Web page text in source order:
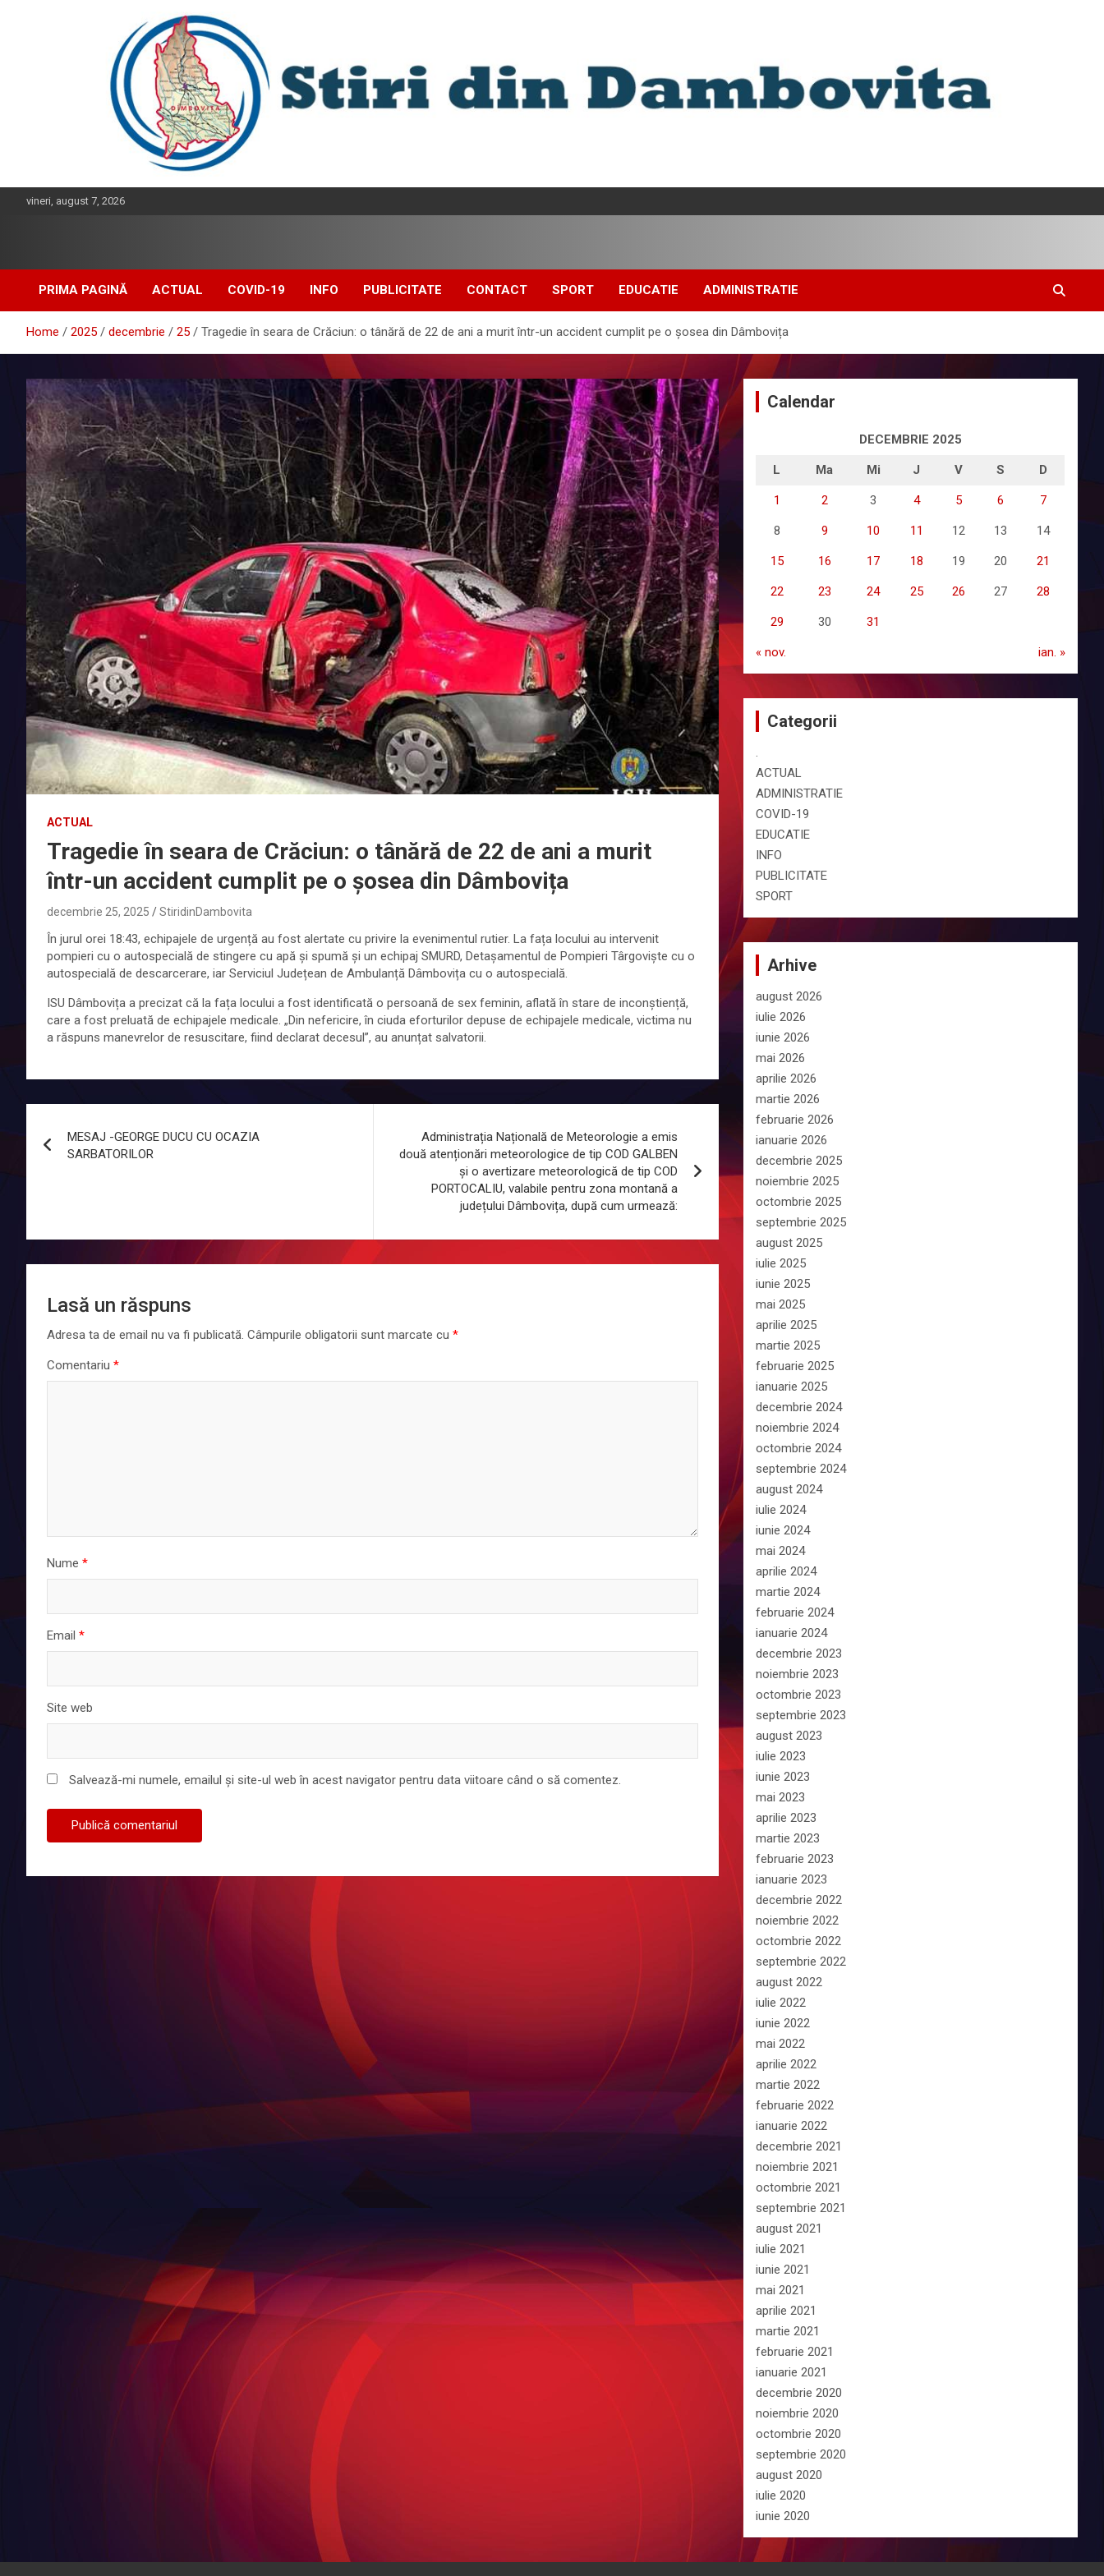
vineri, august 7, 2026
PRIMA PAGINĂ ACTUAL COVID-19 INFO PUBLICITATE CONTACT SPORT EDUCATIE ADMINISTRATIE
Home 2025 decembrie 25 Tragedie în seara de Crăciun: o tânără de 22 de ani a murit într-un accident cumplit pe o șosea din Dâmbovița
ACTUAL
Tragedie în seara de Crăciun: o tânără de 22 de ani a murit
într-un accident cumplit pe o șosea din Dâmbovița
decembrie 25, 2025 StiridinDambovita
În jurul orei 18:43, echipajele de urgență au fost alertate cu privire la evenimentul rutier. La fața locului au intervenit
pompieri cu o autospecială de stingere cu apă și spumă și un echipaj SMURD, Detașamentul de Pompieri Târgoviște cu o
autospecială de descarcerare, iar Serviciul Județean de Ambulanță Dâmbovița cu o autospecială.
ISU Dâmbovița a precizat că la fața locului a fost identificată o persoană de sex feminin, aflată în stare de inconștiență,
care a fost preluată de echipajele medicale. „Din nefericire, în ciuda eforturilor depuse de echipajele medicale, victima nu
a răspuns manevrelor de resuscitare, fiind declarat decesul”, au anunțat salvatorii.
în
MESAJ -GEORGE DUCU CU OCAZIA
SARBATORILOR
Administrația Națională de Meteorologie a emis
două atenționări meteorologice de tip COD GALBEN
și o avertizare meteorologică de tip COD
PORTOCALIU, valabile pentru zona montană a
județului Dâmbovița, după cum urmează:
Lasă un răspuns
Adresa ta de email nu va fi publicată. Câmpurile obligatorii sunt marcate cu *
Comentariu *
Nume *
Email *
Site web
Salvează-mi numele, emailul și site-ul web în acest navigator pentru data viitoare când o să comentez.
Calendar
DECEMBRIE 2025
L Ma Mi J V S D
1 2 3 4 5 6 7
8 9 10 11 12 13 14
15 16 17 18 19 20 21
22 23 24 25 26 27 28
29 30 31
« nov. ian. »
Categorii
.
ACTUAL
ADMINISTRATIE
COVID-19
EDUCATIE
INFO
PUBLICITATE
SPORT
Arhive
august 2026
iulie 2026
iunie 2026
mai 2026
aprilie 2026
martie 2026
februarie 2026
ianuarie 2026
decembrie 2025
noiembrie 2025
octombrie 2025
septembrie 2025
august 2025
iulie 2025
iunie 2025
mai 2025
aprilie 2025
martie 2025
februarie 2025
ianuarie 2025
decembrie 2024
noiembrie 2024
octombrie 2024
septembrie 2024
august 2024
iulie 2024
iunie 2024
mai 2024
aprilie 2024
martie 2024
februarie 2024
ianuarie 2024
decembrie 2023
noiembrie 2023
octombrie 2023
septembrie 2023
august 2023
iulie 2023
iunie 2023
mai 2023
aprilie 2023
martie 2023
februarie 2023
ianuarie 2023
decembrie 2022
noiembrie 2022
octombrie 2022
septembrie 2022
august 2022
iulie 2022
iunie 2022
mai 2022
aprilie 2022
martie 2022
februarie 2022
ianuarie 2022
decembrie 2021
noiembrie 2021
octombrie 2021
septembrie 2021
august 2021
iulie 2021
iunie 2021
mai 2021
aprilie 2021
martie 2021
februarie 2021
ianuarie 2021
decembrie 2020
noiembrie 2020
octombrie 2020
septembrie 2020
august 2020
iulie 2020
iunie 2020